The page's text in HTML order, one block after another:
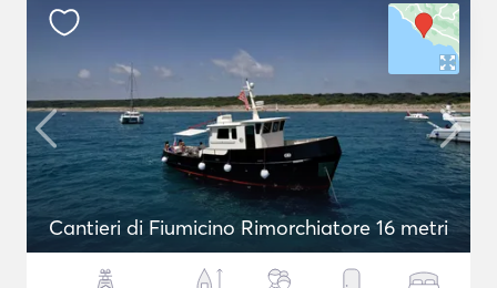
Cantieri di Fiumicino Rimorchiatore 16 metri